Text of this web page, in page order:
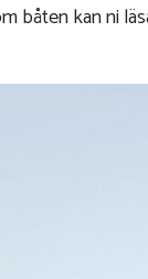
båten kan ni